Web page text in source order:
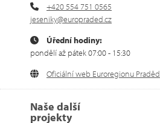
+420 554 751 0565
jeseniky@europraded.cz
Úřední hodiny:
pondělí až pátek 07:00 - 15:30
Oficiální web Euroregionu Praděd
Naše další
projekty